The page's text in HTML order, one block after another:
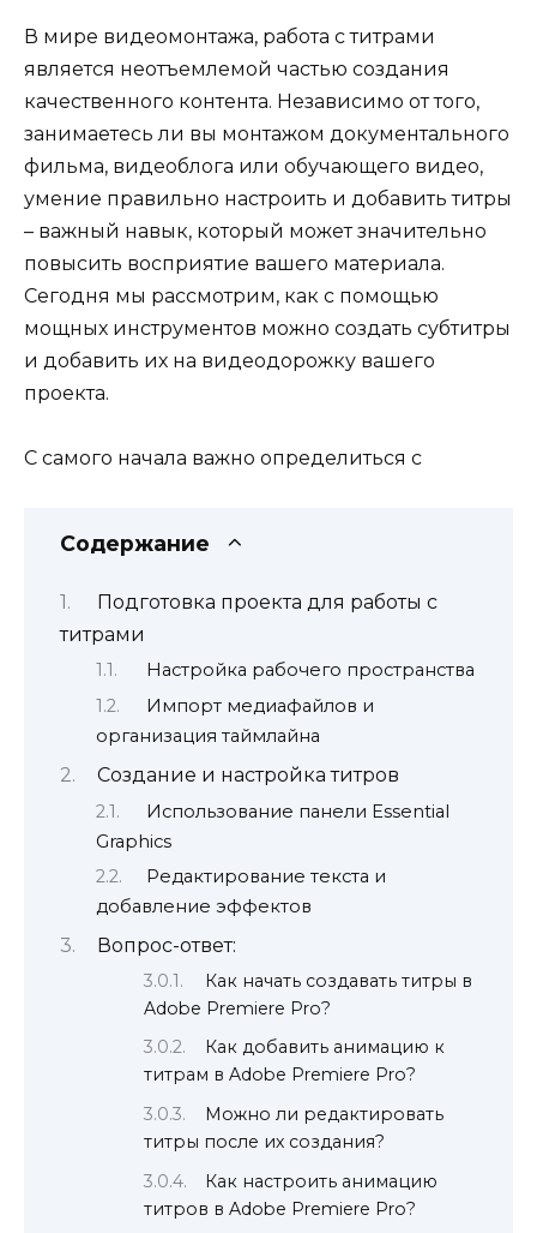
В мире видеомонтажа, работа с титрами
является неотъемлемой частью создания
качественного контента. Независимо от того,
занимаетесь ли вы монтажом документального
фильма, видеоблога или обучающего видео,
умение правильно настроить и добавить титры
– важный навык, который может значительно
повысить восприятие вашего материала.
Сегодня мы рассмотрим, как с помощью
мощных инструментов можно создать субтитры
и добавить их на видеодорожку вашего
проекта.
С самого начала важно определиться с
Содержание
Подготовка проекта для работы с
титрами
Настройка рабочего пространства
Импорт медиафайлов и
организация таймлайна
Создание и настройка титров
Использование панели Essential
Graphics
Редактирование текста и
добавление эффектов
Вопрос-ответ:
Как начать создавать титры в
Adobe Premiere Pro?
Как добавить анимацию к
титрам в Adobe Premiere Pro?
Можно ли редактировать
титры после их создания?
Как настроить анимацию
титров в Adobe Premiere Pro?